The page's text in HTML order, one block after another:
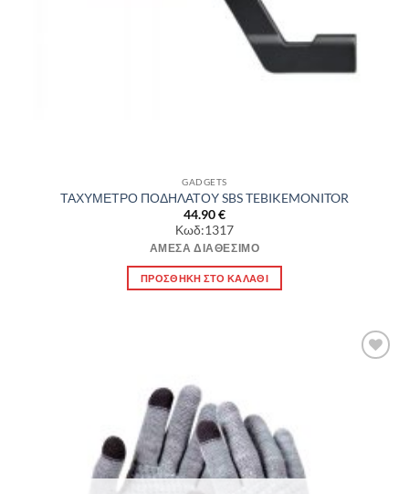
GADGETS
ΤΑΧΥΜΕΤΡΟ ΠΟΔΗΛΑΤΟΥ SBS TEBIKEMONITOR
44.90€
Κωδ:1317
ΆΜΕΣΑ ΔΙΑΘΈΣΙΜΟ
ΠΡΟΣΘΉΚΗ ΣΤΟ ΚΑΛΆΘΙ